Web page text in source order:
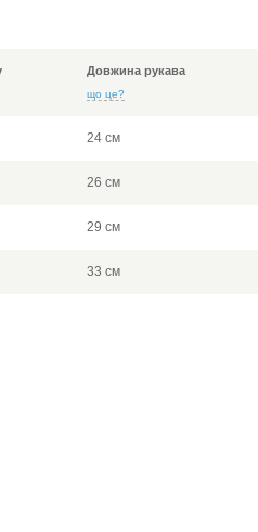
Довжина рукава
що це?
24 см
26 см
29 см
33 см